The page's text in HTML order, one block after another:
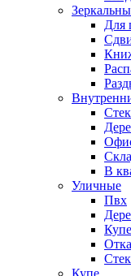
Для
В
Уличные
Пвх
Купе
Купе